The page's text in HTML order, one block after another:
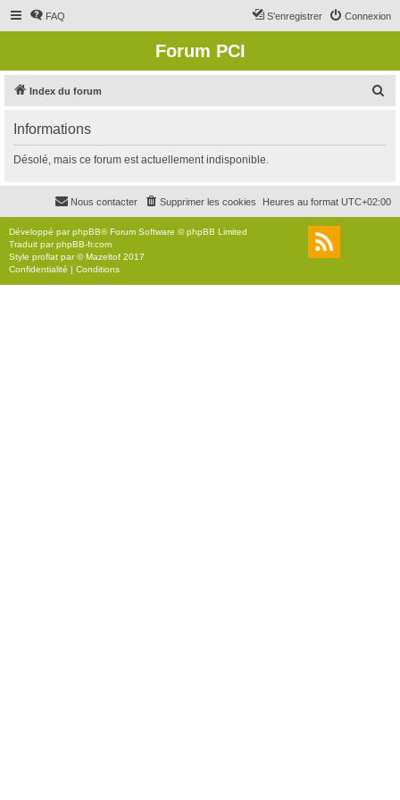
FAQ Connexion
S’enregistrer
Forum PCI
Index du forum
r
c
r
Informations
Désolé, mais ce forum est actuellement indisponible.
Heures au format UTC+02:00
Supprimer les cookies
Nous contacter
Développé parphpBB® Forum Software © phpBB Limited
Traduit parphpBB-fr.com
Style proflat par ©Mazeltof 2017
Confidentialité | Conditions